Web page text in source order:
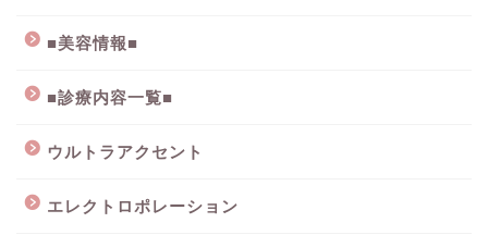
■美容情報■
■診療内容一覧■
ウルトラアクセント
エレクトロポレーション